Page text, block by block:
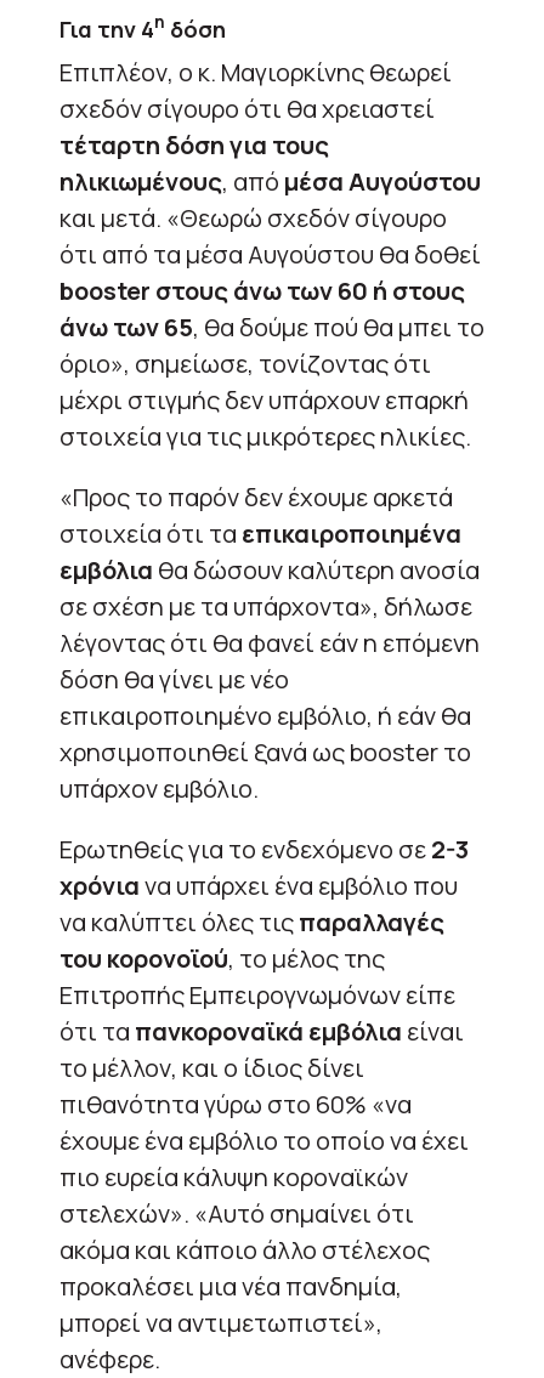
Για την 4η δόση
Επιπλέον, ο κ. Μαγιορκίνης θεωρεί
σχεδόν σίγουρο ότι θα χρειαστεί
τέταρτη δόση για τους
ηλικιωμένους, από μέσα Αυγούστου
και μετά. «Θεωρώ σχεδόν σίγουρο
ότι από τα μέσα Αυγούστου θα δοθεί
booster στους άνω των 60 ή στους
άνω των 65, θα δούμε πού θα μπει το
όριο», σημείωσε, τονίζοντας ότι
μέχρι στιγμής δεν υπάρχουν επαρκή
στοιχεία για τις μικρότερες ηλικίες.
«Προς το παρόν δεν έχουμε αρκετά
στοιχεία ότι τα επικαιροποιημένα
εμβόλια θα δώσουν καλύτερη ανοσία
σε σχέση με τα υπάρχοντα», δήλωσε
λέγοντας ότι θα φανεί εάν η επόμενη
δόση θα γίνει με νέο
επικαιροποιημένο εμβόλιο, ή εάν θα
χρησιμοποιηθεί ξανά ως booster το
υπάρχον εμβόλιο.
Ερωτηθείς για το ενδεχόμενο σε2-3
χρόνιανα υπάρχει ένα εμβόλιο που
να καλύπτει όλες τιςπαραλλαγές
του κορονοϊού, το μέλος της
Επιτροπής Εμπειρογνωμόνων είπε
ότι τα πανκοροναϊκά εμβόλια είναι
το μέλλον, και ο ίδιος δίνει
πιθανότητα γύρω στο 60% «να
έχουμε ένα εμβόλιο το οποίο να έχει
πιο ευρεία κάλυψη κοροναϊκών
στελεχών». «Αυτό σημαίνει ότι
ακόμα και κάποιο άλλο στέλεχος
προκαλέσει μια νέα πανδημία,
μπορεί να αντιμετωπιστεί»,
ανέφερε.